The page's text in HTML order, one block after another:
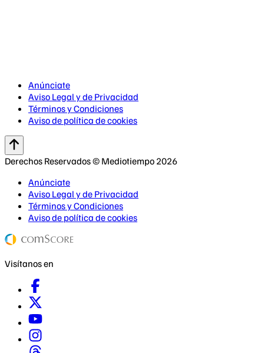
Anúnciate
Aviso Legal y de Privacidad
Términos y Condiciones
Aviso de política de cookies
Derechos Reservados © Mediotiempo 2026
Anúnciate
Aviso Legal y de Privacidad
Términos y Condiciones
Aviso de política de cookies
Visítanos en